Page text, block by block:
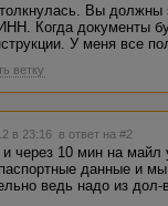
Вы должны
Когда документы
У меня все
ветку
в 23:16 в ответ на #2
и через 10 мин на
данные и
ведь надо из